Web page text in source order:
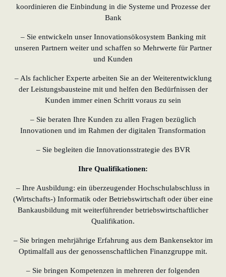
koordinieren die Einbindung in die Systeme und Prozesse der
Bank
– Sie entwickeln unser Innovationsökosystem Banking mit
unseren Partnern weiter und schaffen so Mehrwerte für Partner
und Kunden
– Als fachlicher Experte arbeiten Sie an der Weiterentwicklung
der Leistungsbausteine mit und helfen den Bedürfnissen der
Kunden immer einen Schritt voraus zu sein
– Sie beraten Ihre Kunden zu allen Fragen bezüglich
Innovationen und im Rahmen der digitalen Transformation
– Sie begleiten die Innovationsstrategie des BVR
Ihre Qualifikationen:
– Ihre Ausbildung: ein überzeugender Hochschulabschluss in
(Wirtschafts-) Informatik oder Betriebswirtschaft oder über eine
Bankausbildung mit weiterführender betriebswirtschaftlicher
Qualifikation.
– Sie bringen mehrjährige Erfahrung aus dem Bankensektor im
Optimalfall aus der genossenschaftlichen Finanzgruppe mit.
– Sie bringen Kompetenzen in mehreren der folgenden